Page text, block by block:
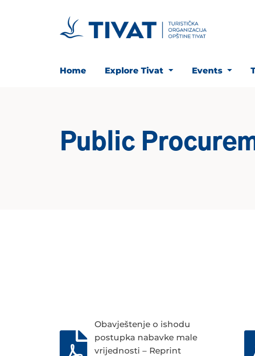
Home Explore Tivat Events
Public
Obavještenje o ishodu
postupka nabavke male
vrijednosti – Reprint